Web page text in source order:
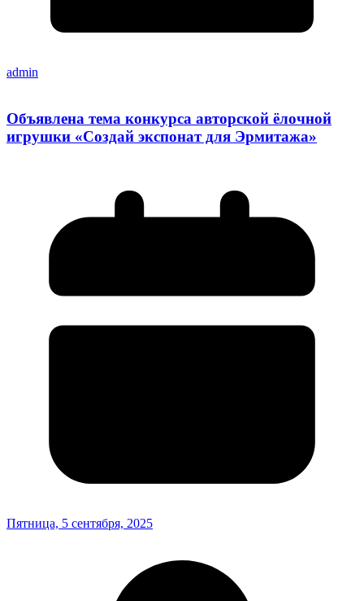
admin
Объявлена тема конкурса авторской ёлочной
игрушки «Создай экспонат для Эрмитажа»
Пятница, 5 сентября, 2025